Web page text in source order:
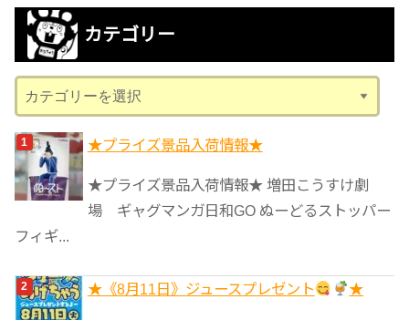
カ
ブ
カテゴリー
テ
ゴ
リ
ー
★プライズ景品入荷情報★
★プライズ景品入荷情報★ 増田こうすけ劇
場 ギャグマンガ日和GO ぬーどるストッパー
フィギ...
★《8月11日》ジュースプレゼント ★